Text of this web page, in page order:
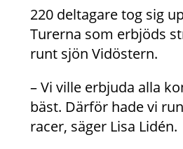
220 deltagare tog sig
Turerna som erbjöds
runt sjön Vidöstern.
– Vi ville erbjuda alla
bäst. Därför hade vi
racer, säger Lisa Lidén.